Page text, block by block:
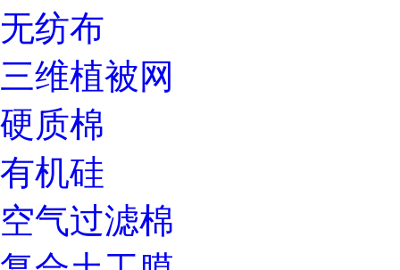
无纺布
三维植被网
硬质棉
有机硅
空气过滤棉